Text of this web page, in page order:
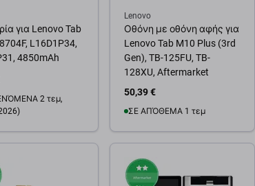
για Lenovo Tab
L16D1P34,
4850mAh
2 τεμ,
στο καλάθι
Lenovo
Οθόνη με οθόνη αφής για
Lenovo Tab M10 Plus (3rd
Gen), TB-125FU, TB-
128XU, Aftermarket
50,39 €
ΣΕ ΑΠΌΘΕΜΑ 1 τεμ